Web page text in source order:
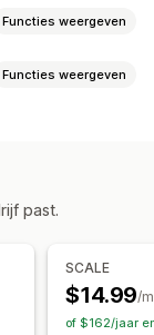
Functies weergeven
Functies weergeven
past.
SCALE
$14.99/
of $162/jaar